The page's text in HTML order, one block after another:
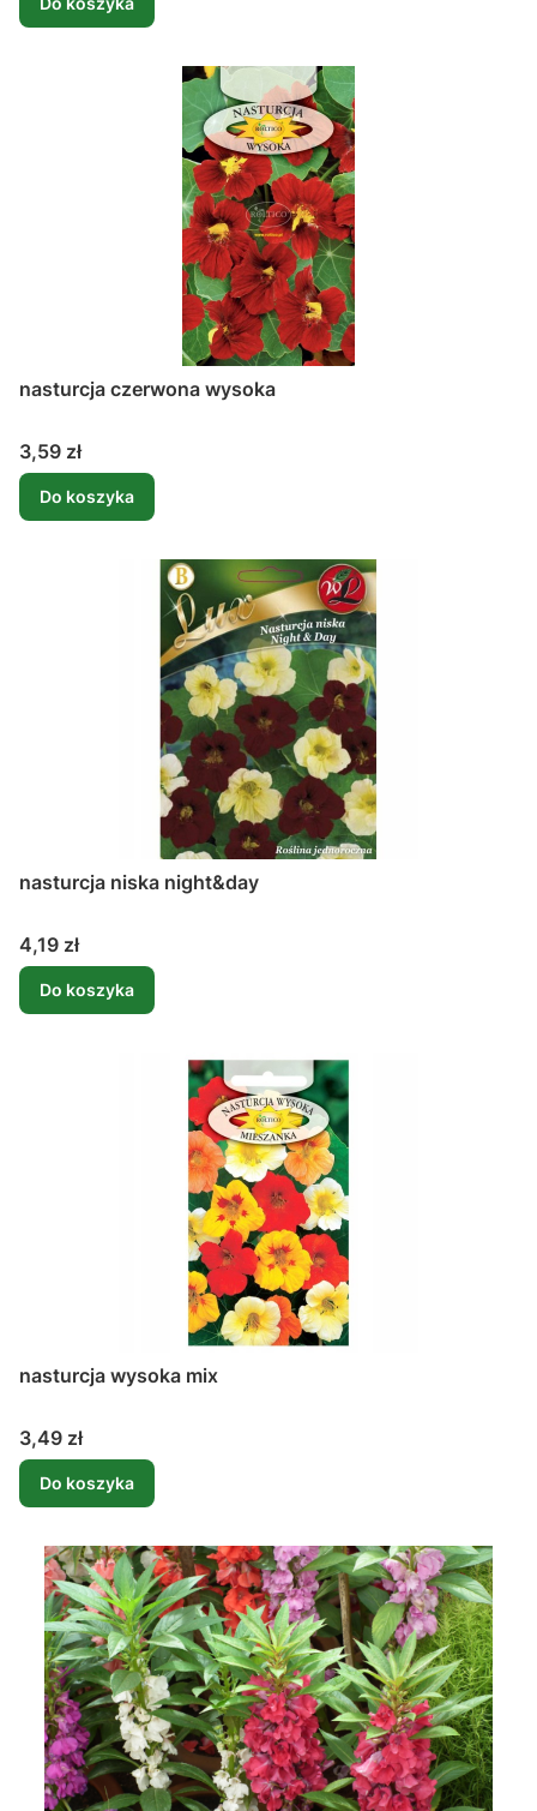
nasturcja czerwona wysoka
Cena
3,59 zł
Do koszyka
nasturcja niska night&day
Cena
4,19 zł
Do koszyka
nasturcja wysoka mix
Cena
3,49 zł
Do koszyka